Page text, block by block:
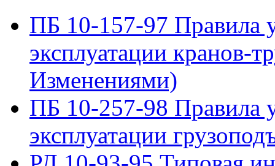
ПБ 10-157-97 Правила
эксплуатации кранов-
Изменениями)
ПБ 10-257-98 Правила
эксплуатации